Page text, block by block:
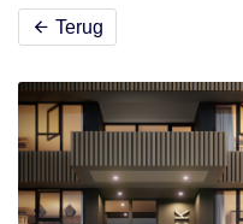
Terug